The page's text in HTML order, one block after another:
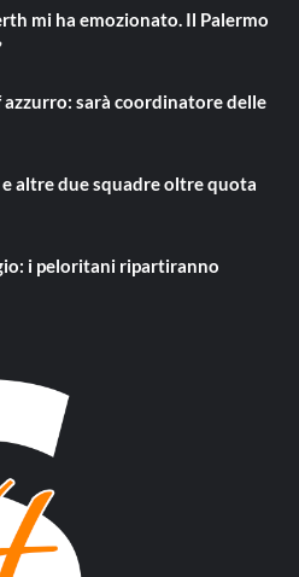
mi ha emozionato. Il Palermo
azzurro: sarà coordinatore delle
altre due squadre oltre quota
i peloritani ripartiranno